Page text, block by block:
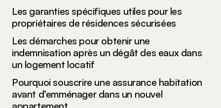
Les garanties spécifiques utiles pour les
propriétaires de résidences sécurisées
Les démarches pour obtenir une
indemnisation après un dégât des eaux dans
un logement locatif
Pourquoi souscrire une assurance habitation
avant d’emménager dans un nouvel